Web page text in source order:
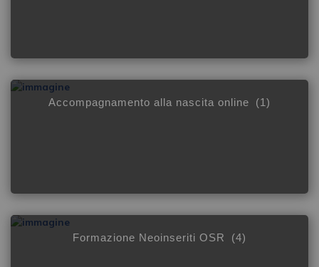
Accompagnamento alla nascita online (1)
Formazione Neoinseriti OSR (4)